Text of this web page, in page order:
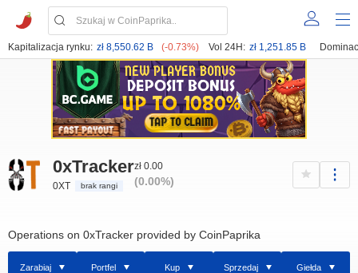
Kapitalizacja rynku: zł 8,550.62 B (-0.73%) Vol 24H: zł 1,251.85 B
0xTracker
0XT brak rangi
zł 0.00
(0.00%)
Operations on 0xTracker provided by CoinPaprika
Zarabiaj Portfel Kup Sprzedaj Giełda